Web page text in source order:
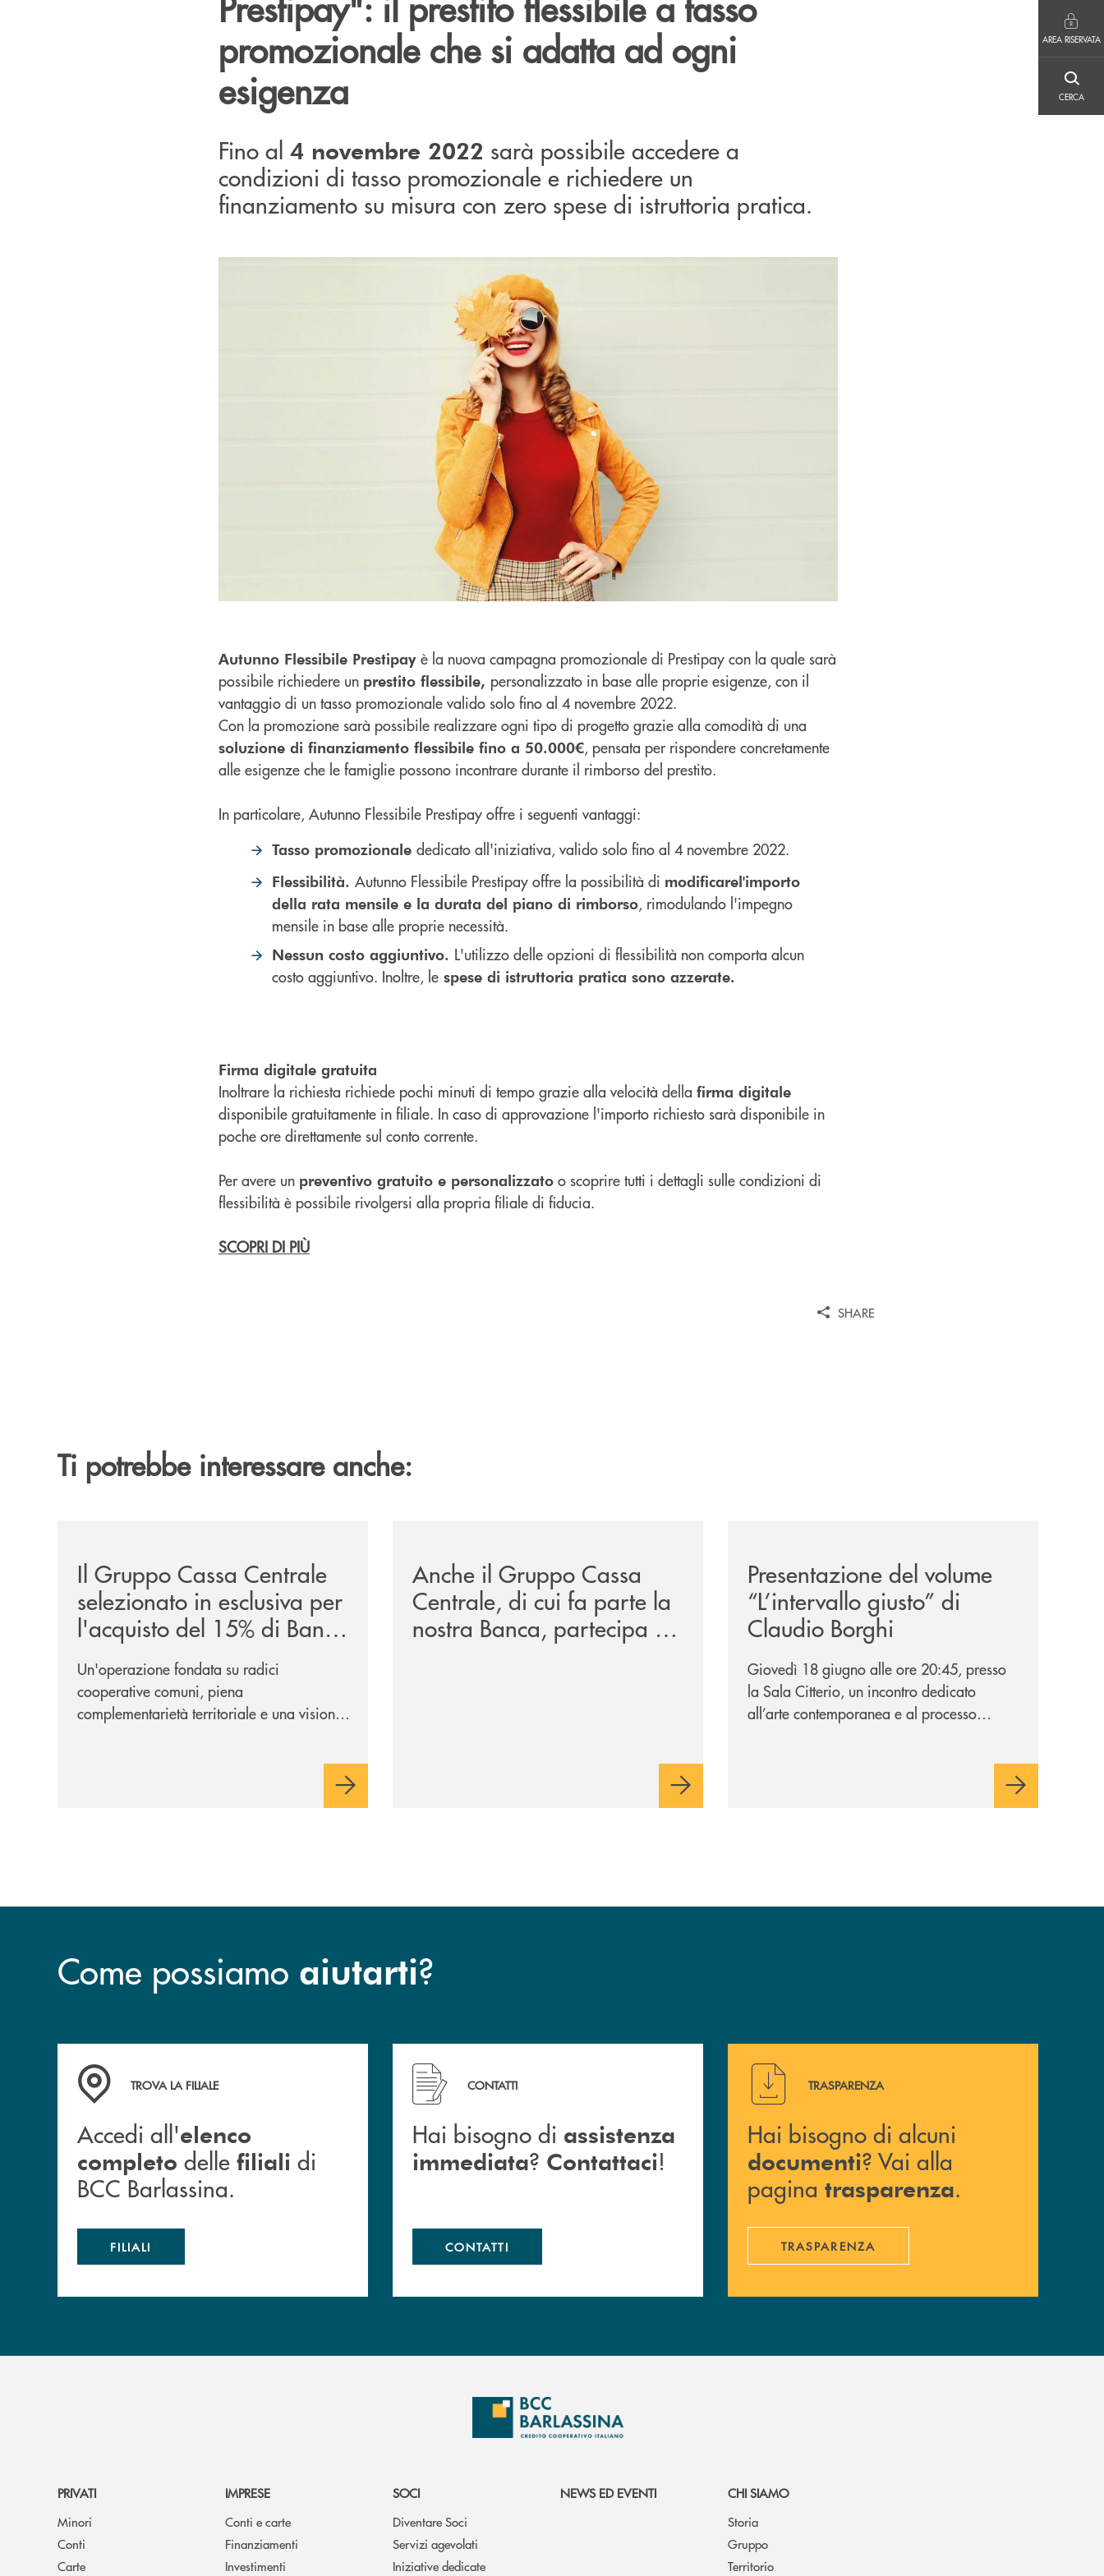
AREA RISERVATA
CERCA
promozionale che si adatta ad ogni
esigenza
Fino al 4 novembre 2022 sarà possibile accedere a
condizioni di tasso promozionale e richiedere un
finanziamento su misura con zero spese di istruttoria pratica.
Autunno Flessibile Prestipay è la nuova campagna promozionale di Prestipay con la quale sarà
possibile richiedere un prestito flessibile, personalizzato in base alle proprie esigenze, con il
vantaggio di un tasso promozionale valido solo fino al 4 novembre 2022.
Con la promozione sarà possibile realizzare ogni tipo di progetto grazie alla comodità di una
soluzione di finanziamento flessibile fino a 50.000€, pensata per rispondere concretamente
alle esigenze che le famiglie possono incontrare durante il rimborso del prestito.
In particolare, Autunno Flessibile Prestipay offre i seguenti vantaggi:
Tasso promozionale dedicato all'iniziativa, valido solo fino al 4 novembre 2022.
Flessibilità. Autunno Flessibile Prestipay offre la possibilità di modificarel'importo
della rata mensile e la durata del piano di rimborso, rimodulando l'impegno
mensile in base alle proprie necessità.
Nessun costo aggiuntivo. L'utilizzo delle opzioni di flessibilità non comporta alcun
costo aggiuntivo. Inoltre, le spese di istruttoria pratica sono azzerate.
Firma digitale gratuita
Inoltrare la richiesta richiede pochi minuti di tempo grazie alla velocità della firma digitale
disponibile gratuitamente in filiale. In caso di approvazione l'importo richiesto sarà disponibile in
poche ore direttamente sul conto corrente.
Per avere un preventivo gratuito e personalizzato o scoprire tutti i dettagli sulle condizioni di
flessibilità è possibile rivolgersi alla propria filiale di fiducia.
SCOPRI DI PIÙ
SHARE
Ti potrebbe interessare anche:
Il Gruppo Cassa Centrale
selezionato in esclusiva per
l'acquisto del 15% di Banca
Cambiano 1884
Un'operazione fondata su radici
cooperative comuni, piena
complementarietà territoriale e una visione
Anche il Gruppo Cassa
Centrale, di cui fa parte la
nostra Banca, partecipa a
EUR.BANK, il progetto di
Presentazione del volume
“L’intervallo giusto” di
Claudio Borghi
Giovedì 18 giugno alle ore 20:45, presso
la Sala Citterio, un incontro dedicato
all’arte contemporanea e al processo
Come possiamo aiutarti?
Accedi all' elenco completo delle filiali di BCC Barlassina.
TROVA LA FILIALE
Accedi all'elenco
completo delle filiali di
BCC Barlassina.
FILIALI
Hai bisogno di assistenza immediata ? Contattaci !
CONTATTI
Hai bisogno di assistenza
immediata? Contattaci!
CONTATTI
Hai bisogno di alcuni documenti ? Vai alla pagina
TRASPARENZA
Hai bisogno di alcuni
documenti? Vai alla
pagina trasparenza.
TRASPARENZA
PRIVATI
Minori
Conti
Carte
IMPRESE
Conti e carte
Finanziamenti
Investimenti
SOCI
Diventare Soci
Servizi agevolati
Iniziative dedicate
NEWS ED EVENTI
CHI SIAMO
Storia
Gruppo
Territorio